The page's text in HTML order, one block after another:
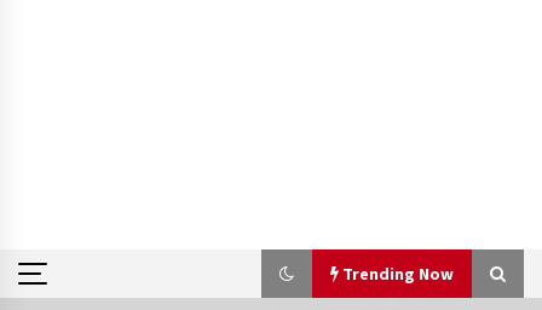
Trending Now